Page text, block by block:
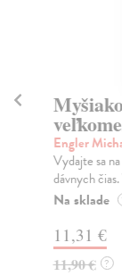
Engler
Vydajte sa
dávnych
Na sklade
11,31 €
11,90 € ?